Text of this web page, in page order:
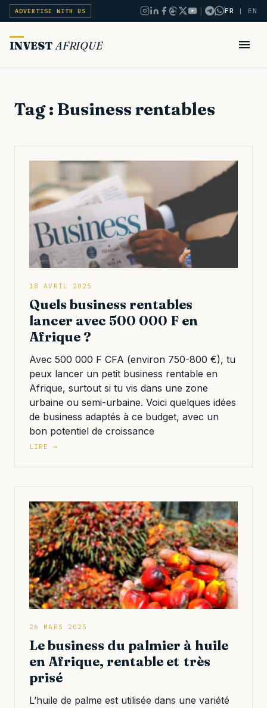
ADVERTISE WITH US | FR | EN
INVEST AFRIQUE
Tag : Business rentables
18 AVRIL 2025
Quels business rentables
lancer avec 500 000 F en
Afrique ?
Avec 500 000 F CFA (environ 750-800 €), tu
peux lancer un petit business rentable en
Afrique, surtout si tu vis dans une zone
urbaine ou semi-urbaine. Voici quelques idées
de business adaptés à ce budget, avec un
bon potentiel de croissance
LIRE →
26 MARS 2025
Le business du palmier à huile
en Afrique, rentable et très
prisé
L’huile de palme est utilisée dans une variété